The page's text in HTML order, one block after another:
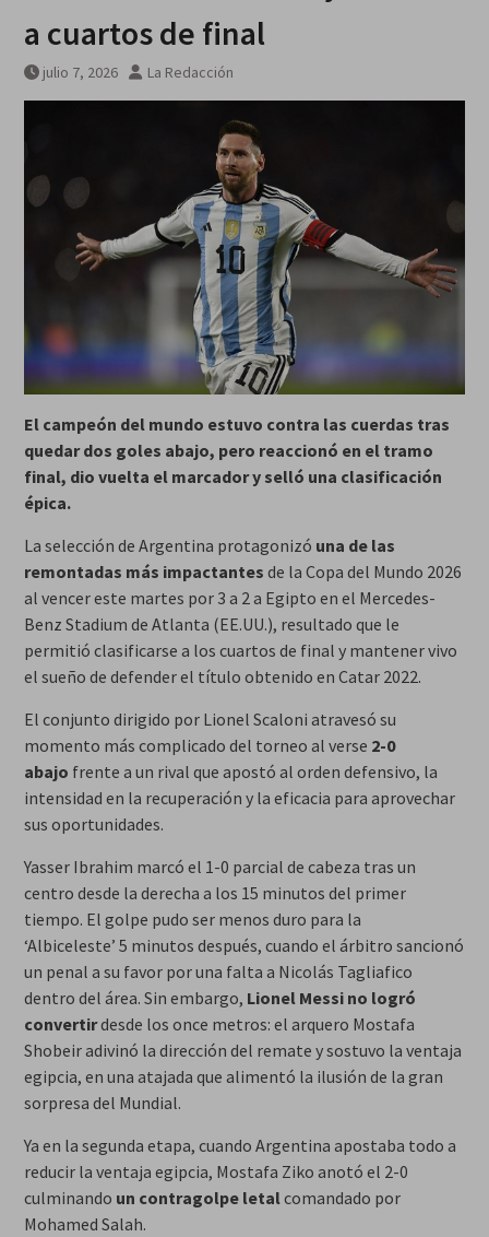
a cuartos de final
julio 7, 2026 La Redacción
El campeón del mundo estuvo contra las cuerdas tras
quedar dos goles abajo, pero reaccionó en el tramo
final, dio vuelta el marcador y selló una clasificación
épica.
La selección de Argentina protagonizó una de las
remontadas más impactantes de la Copa del Mundo 2026
al vencer este martes por 3 a 2 a Egipto en el Mercedes-
Benz Stadium de Atlanta (EE.UU.), resultado que le
permitió clasificarse a los cuartos de final y mantener vivo
el sueño de defender el título obtenido en Catar 2022.
El conjunto dirigido por Lionel Scaloni atravesó su
momento más complicado del torneo al verse 2-0
abajo frente a un rival que apostó al orden defensivo, la
intensidad en la recuperación y la eficacia para aprovechar
sus oportunidades.
Yasser Ibrahim marcó el 1-0 parcial de cabeza tras un
centro desde la derecha a los 15 minutos del primer
tiempo. El golpe pudo ser menos duro para la
‘Albiceleste’ 5 minutos después, cuando el árbitro sancionó
un penal a su favor por una falta a Nicolás Tagliafico
dentro del área. Sin embargo, Lionel Messi no logró
convertirdesde los once metros: el arquero Mostafa
Shobeir adivinó la dirección del remate y sostuvo la ventaja
egipcia, en una atajada que alimentó la ilusión de la gran
sorpresa del Mundial.
Ya en la segunda etapa, cuando Argentina apostaba todo a
reducir la ventaja egipcia, Mostafa Ziko anotó el 2-0
culminando un contragolpe letalcomandado por
Mohamed Salah.